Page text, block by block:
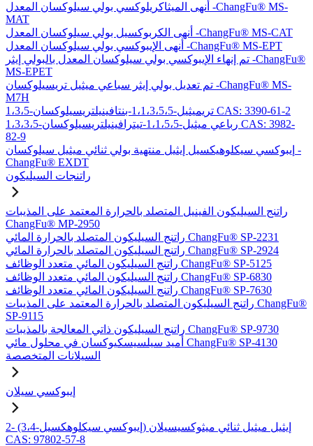
أنهى الميثاكريلوكسي بولي سيلوكسان المعدل -ChangFu® MS-
MAT
أنهى الكربوكسيل بولي سيلوكسان المعدل -ChangFu® MS-CAT
أنهى الإيبوكسي بولي سيلوكسان المعدل -ChangFu® MS-EPT
تم إنهاء الإيبوكسي بولي سيلوكسان المعدل بالبولي إيثر -ChangFu®
MS-EPET
تم تعديل بولي إيثر سباعي ميثيل تريسيلوكسان -ChangFu® MS-
M7H
1،3،5-تريميثيل-1،1،3،5،5-بنتافينيلتريسيلوكسان CAS: 3390-61-2
1،3،3،5-رباعي ميثيل-1،1،5،5-تيترافينيلتريسيلوكسان CAS: 3982-
82-9
إيبوكسي سيكلوهيكسيل إيثيل منتهية بولي ثنائي ميثيل سيلوكسان -
ChangFu® EXDT
راتنجات السيليكون
راتنج السيليكون الفينيل المتصلد بالحرارة المعتمد على المذيبات
ChangFu® MP-2950
راتنج السيليكون المتصلد بالحرارة المائي ChangFu® SP-2231
راتنج السيليكون المتصلد بالحرارة المائي ChangFu® SP-2924
راتنج السيليكون المائي متعدد الوظائف ChangFu® SP-5125
راتنج السيليكون المائي متعدد الوظائف ChangFu® SP-6830
راتنج السيليكون المائي متعدد الوظائف ChangFu® SP-7630
راتنج السيليكون المتصلد بالحرارة المعتمد على المذيبات ChangFu®
SP-9115
راتنج السيليكون ذاتي المعالجة بالمذيبات ChangFu® SP-9730
أميد سيلسيسكيوكسان في محلول مائي ChangFu® SP-4130
السيلانات المتخصصة
إيبوكسي سيلان
2- (3،4-إيبوكسي سيكلوهكسيل) إيثيل ميثيل ثنائي ميثوكسيسيلان
CAS: 97802-57-8